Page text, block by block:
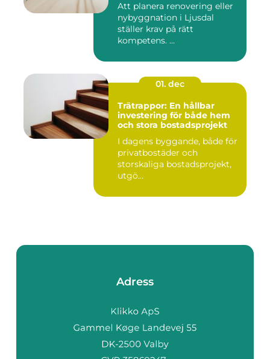
Att planera renovering eller
nybyggnation i Ljusdal
ställer krav på rätt
kompetens. ...
01. dec
Trätrappor: En hållbar
investering för både hem
och stora bostadsprojekt
I dagens byggande, både för
privatbostäder och
storskaliga bostadsprojekt,
utgö...
Adress